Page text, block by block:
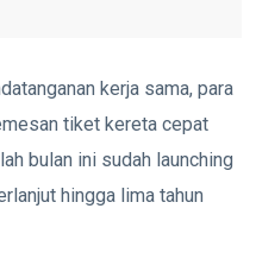
kerja sama, para
tiket kereta cepat
bulan ini sudah launching
hingga lima tahun